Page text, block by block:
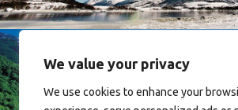
We value your privacy
We use cookies to enhance your